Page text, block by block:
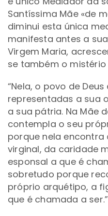
Santíssima Mãe «de
diminui esta única
manifesta antes a
Virgem Maria,
se também o mistério
“Nela, o povo de
representadas a sua
a sua pátria. Na Mãe
contempla o seu
porque nela
virginal, da caridade
esponsal a que é
sobretudo porque
próprio arquétipo, a
que é chamada a ser.”